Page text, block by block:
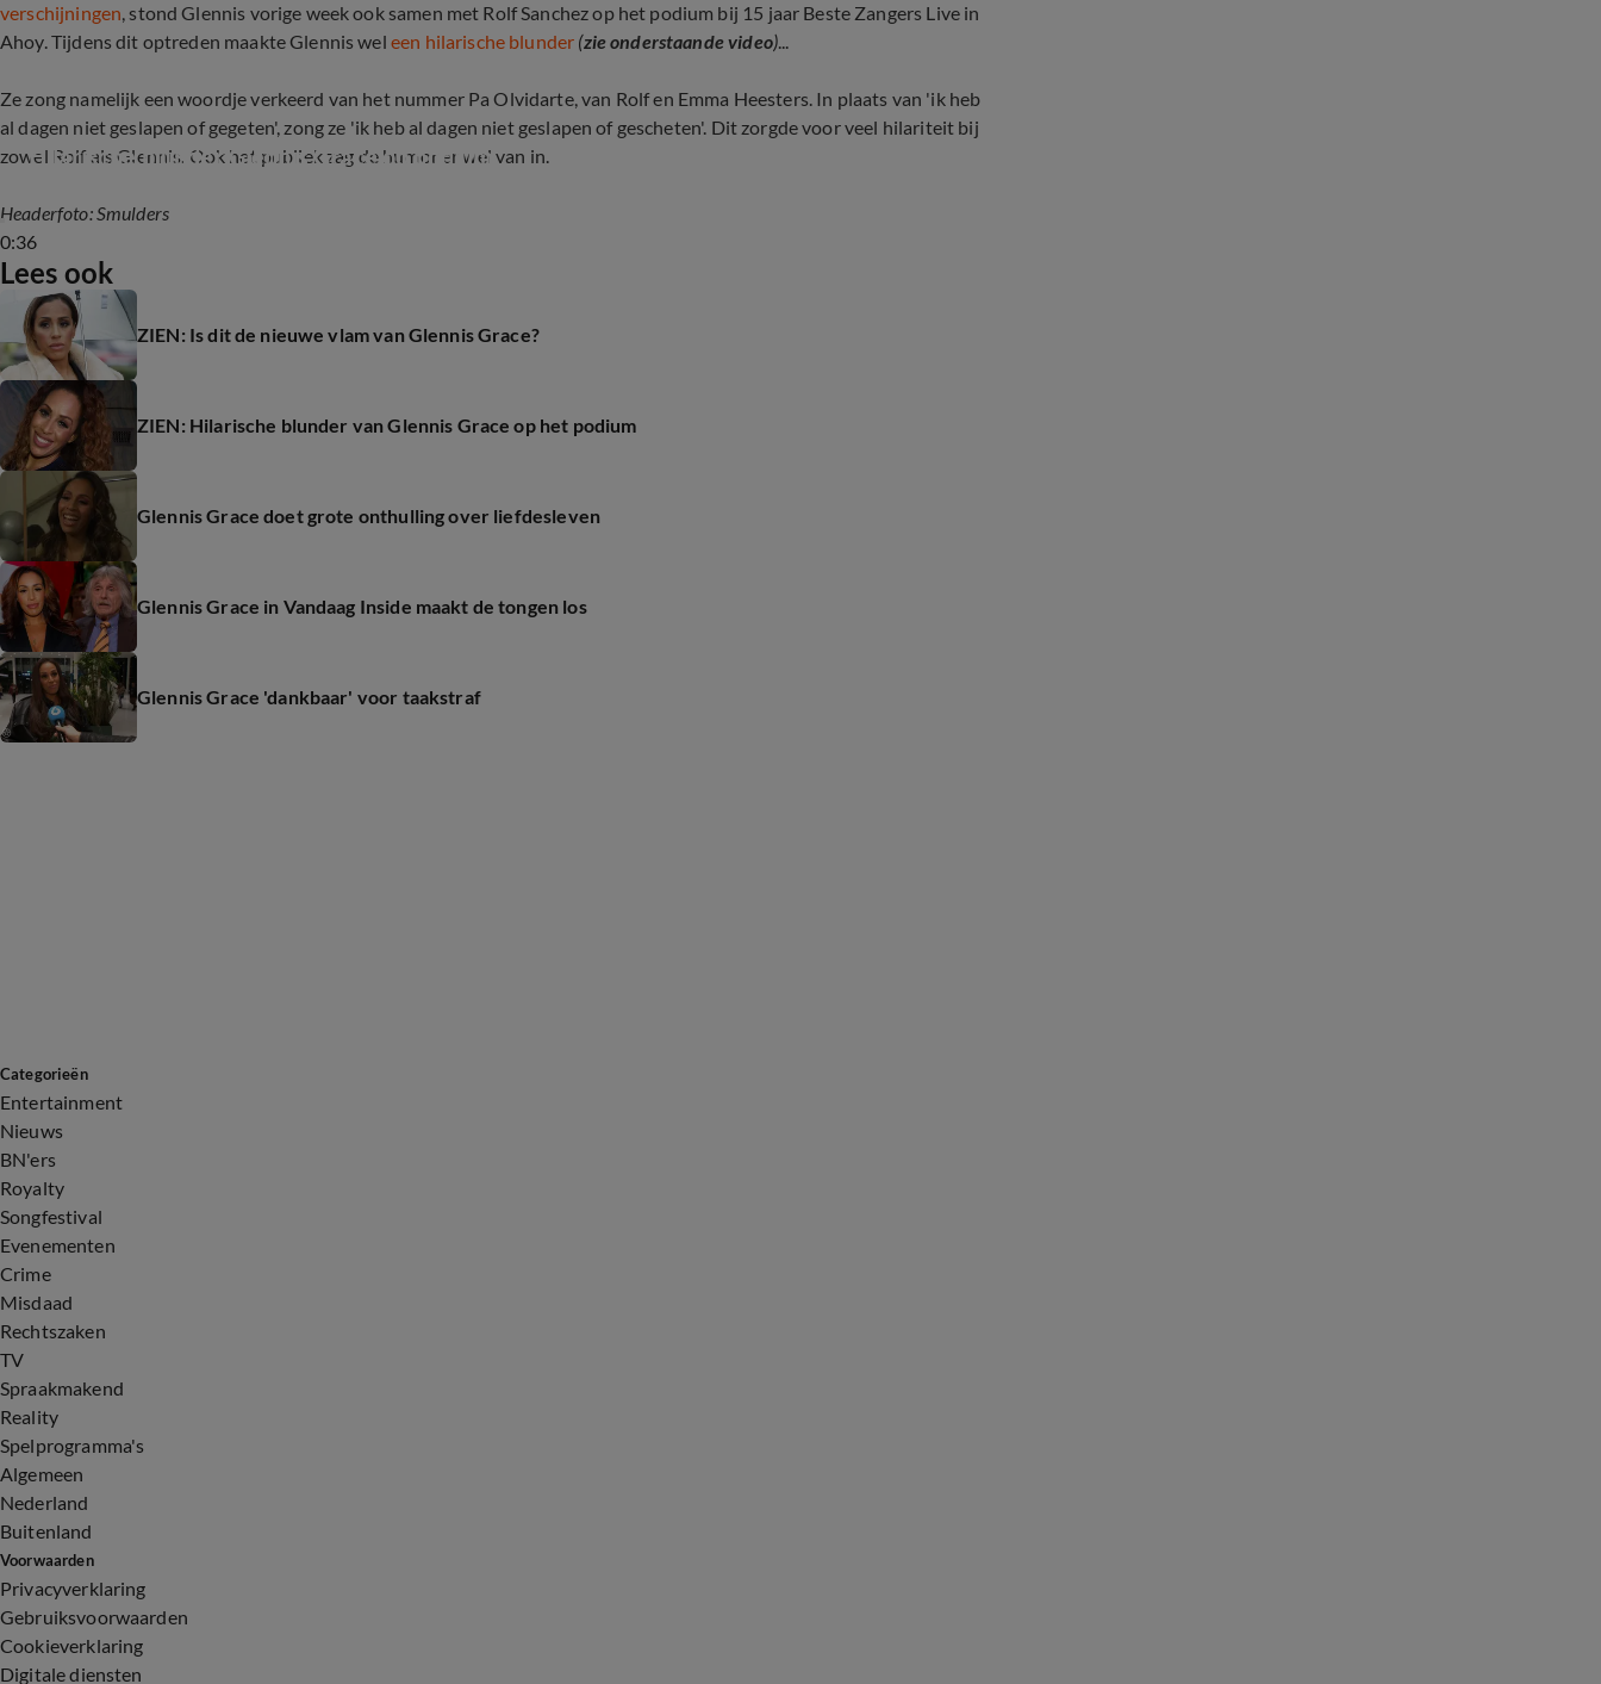
verschijningen, stond Glennis vorige week ook samen met Rolf Sanchez op het podium bij 15 jaar Beste Zangers Live in
Ahoy. Tijdens dit optreden maakte Glennis wel een hilarische blunder (zie onderstaande video)...
Ze zong namelijk een woordje verkeerd van het nummer Pa Olvidarte, van Rolf en Emma Heesters. In plaats van 'ik heb
al dagen niet geslapen of gegeten', zong ze 'ik heb al dagen niet geslapen of gescheten'. Dit zorgde voor veel hilariteit bij
zowel Rolf als Glennis. Ook het publiek zag de humor er wel van in.
0:36
Hilarische blunder Glennis Grace op podium
Headerfoto: Smulders
Lees ook
ZIEN: Is dit de nieuwe vlam van Glennis Grace?
ZIEN: Hilarische blunder van Glennis Grace op het podium
Glennis Grace doet grote onthulling over liefdesleven
Glennis Grace in Vandaag Inside maakt de tongen los
Glennis Grace 'dankbaar' voor taakstraf
Categorieën
Entertainment
Nieuws
BN'ers
Royalty
Songfestival
Evenementen
Crime
Misdaad
Rechtszaken
TV
Spraakmakend
Reality
Spelprogramma's
Algemeen
Nederland
Buitenland
Voorwaarden
Privacyverklaring
Gebruiksvoorwaarden
Cookieverklaring
Digitale diensten